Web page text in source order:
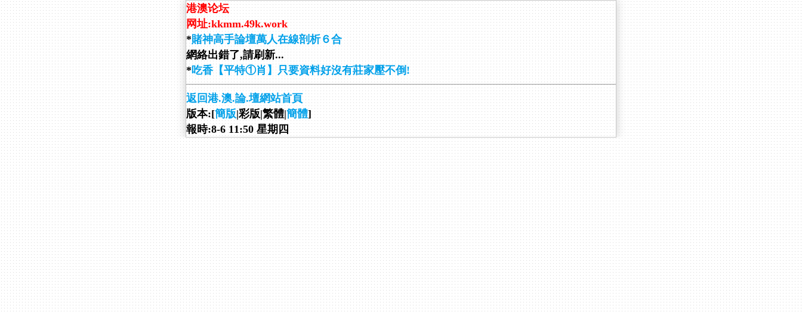
港澳论坛
网址:kkmm.49k.work
*賭神高手論壇萬人在線剖析６合
網絡出錯了,請刷新...
*吃香【平特①肖】只要資料好沒有莊家壓不倒!
返回港.澳.論.壇網站首頁
版本:[簡版|彩版|繁體|簡體]
報時:8-6 11:50 星期四